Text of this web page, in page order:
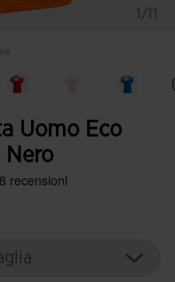
Uomo Eco
Nero